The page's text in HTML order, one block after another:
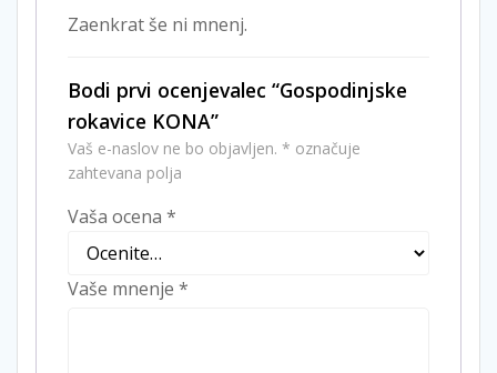
Zaenkrat še ni mnenj.
Bodi prvi ocenjevalec “Gospodinjske
rokavice KONA”
Vaš e-naslov ne bo objavljen. * označuje
zahtevana polja
Vaša ocena *
Vaše mnenje *